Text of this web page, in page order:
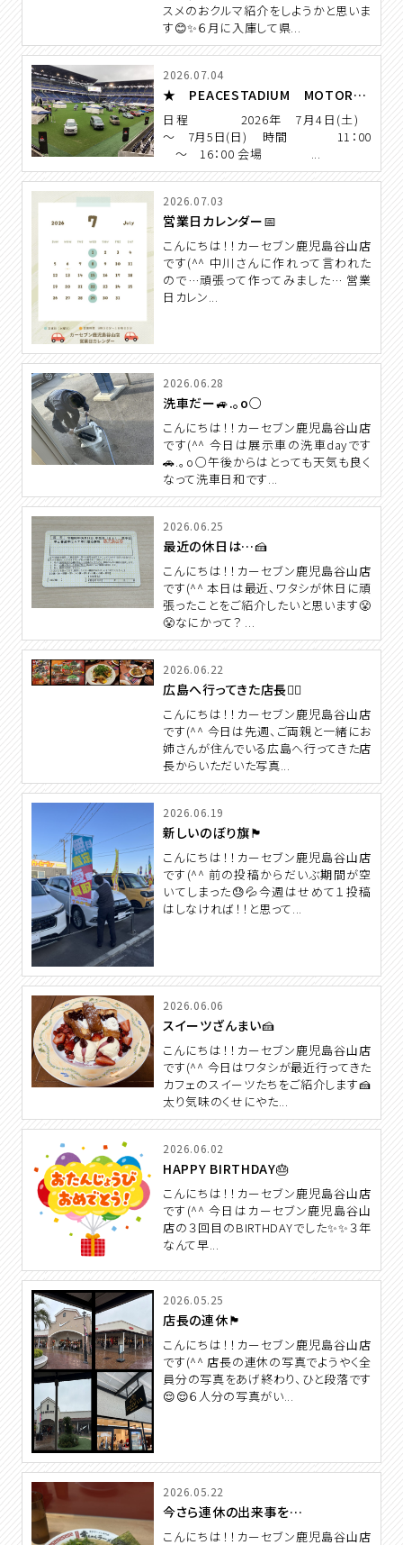
スメのおクルマ紹介をしようかと思いま
す😊✨６月に入庫して県...
2026.07.04
★ PEACESTADIUM MOTOR FESTA 開催 ★
日程 2026年 7月4日(土)
～ 7月5日(日) 時間 11：00
～ 16：00 会場 ...
2026.07.03
営業日カレンダー📅
こんにちは！！カーセブン鹿児島谷山店
です(^^ 中川さんに作れって言われた
ので…頑張って作ってみました… 営業
日カレン...
2026.06.28
洗車だー🚙.。o○
こんにちは！！カーセブン鹿児島谷山店
です(^^ 今日は展示車の洗車dayです
🚗.。o○午後からはとっても天気も良く
なって洗車日和です...
2026.06.25
最近の休日は…🍰
こんにちは！！カーセブン鹿児島谷山店
です(^^ 本日は最近、ワタシが休日に頑
張ったことをご紹介したいと思います😤
😤なにかって？ ...
2026.06.22
広島へ行ってきた店長🙋‍♂️
こんにちは！！カーセブン鹿児島谷山店
です(^^ 今日は先週、ご両親と一緒にお
姉さんが住んでいる広島へ行ってきた店
長からいただいた写真...
2026.06.19
新しいのぼり旗🏴
こんにちは！！カーセブン鹿児島谷山店
です(^^ 前の投稿からだいぶ期間が空
いてしまった😓💦今週はせめて１投稿
はしなければ！！と思って...
2026.06.06
スイーツざんまい🍰
こんにちは！！カーセブン鹿児島谷山店
です(^^ 今日はワタシが最近行ってきた
カフェのスイーツたちをご紹介します🍰
太り気味のくせにやた...
2026.06.02
HAPPY BIRTHDAY🎂
こんにちは！！カーセブン鹿児島谷山店
です(^^ 今日はカーセブン鹿児島谷山
店の３回目のBIRTHDAYでした✨✨３年
なんて早...
2026.05.25
店長の連休🏴
こんにちは！！カーセブン鹿児島谷山店
です(^^ 店長の連休の写真でようやく全
員分の写真をあげ終わり、ひと段落です
😌😌６人分の写真がい...
2026.05.22
今さら連休の出来事を…
こんにちは！！カーセブン鹿児島谷山店